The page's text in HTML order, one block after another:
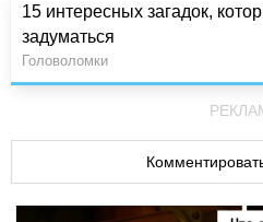
15 интересных загадок,
задуматься
Головоломки